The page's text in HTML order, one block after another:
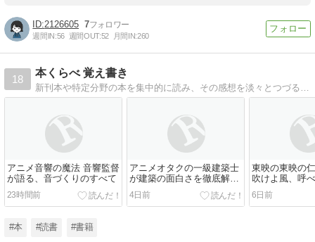
2126605 7
週間IN:56 週間OUT:52 月間IN:260
18
本くらべ 覚え書き
アニメ音響の魔法 音響監督
が語る、音づくりのすべて
23時間前
アニメオタクの一級建築士
が建築の面白さを徹底解剖
する本。
4日前
東映の東映の
吹けよ風、呼
6日前
#本 #読書 #書籍